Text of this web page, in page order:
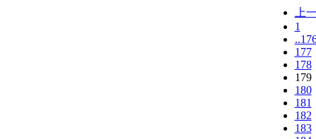
上
1
177
178
179
180
181
182
183